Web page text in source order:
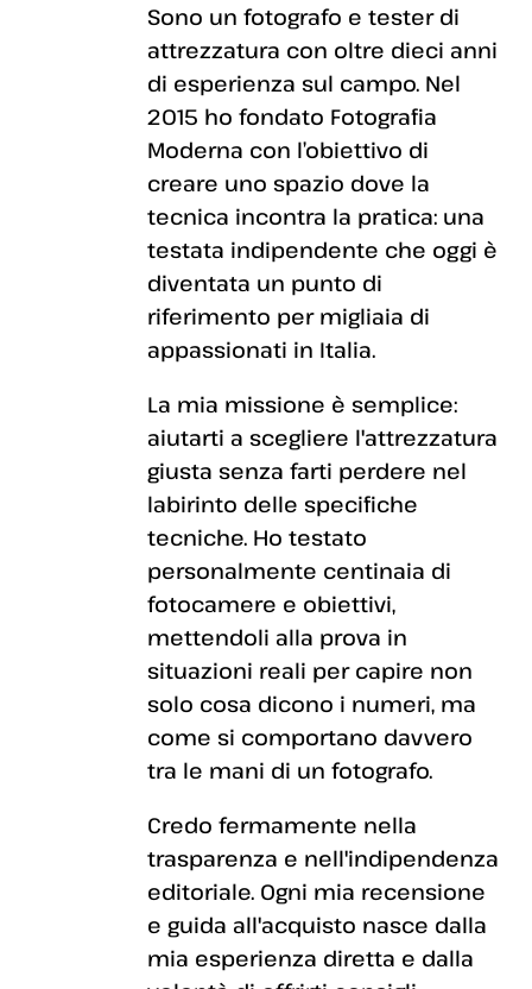
Sono un fotografo e tester di
attrezzatura con oltre dieci anni
di esperienza sul campo. Nel
2015 ho fondato Fotografia
Moderna con l’obiettivo di
creare uno spazio dove la
tecnica incontra la pratica: una
testata indipendente che oggi è
diventata un punto di
riferimento per migliaia di
appassionati in Italia.
La mia missione è semplice:
aiutarti a scegliere l'attrezzatura
giusta senza farti perdere nel
labirinto delle specifiche
tecniche. Ho testato
personalmente centinaia di
fotocamere e obiettivi,
mettendoli alla prova in
situazioni reali per capire non
solo cosa dicono i numeri, ma
come si comportano davvero
tra le mani di un fotografo.
Credo fermamente nella
trasparenza e nell'indipendenza
editoriale. Ogni mia recensione
e guida all'acquisto nasce dalla
mia esperienza diretta e dalla